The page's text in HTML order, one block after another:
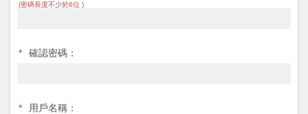
(密碼長度不少於6位 )
* 確認密碼：
* 用戶名稱：